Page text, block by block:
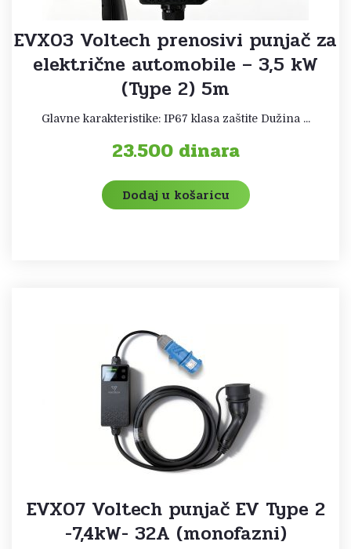
EVX03 Voltech prenosivi punjač za
električne automobile – 3,5 kW
(Type 2) 5m
Glavne karakteristike: IP67 klasa zaštite Dužina ...
23.500 dinara
Dodaj u košaricu
EVX07 Voltech punjač EV Type 2
-7,4kW- 32A (monofazni)